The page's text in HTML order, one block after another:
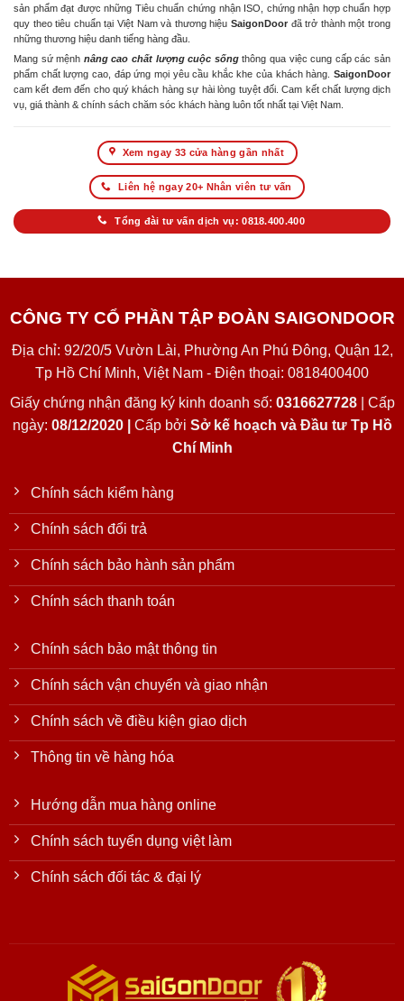
sản phẩm đạt được những Tiêu chuẩn chứng nhận ISO, chứng nhận hợp chuẩn hợp
quy theo tiêu chuẩn tại Việt Nam và thương hiệu SaigonDoor đã trở thành một trong
những thương hiệu danh tiếng hàng đầu.
Mang sứ mệnh nâng cao chất lượng cuộc sốngthông qua việc cung cấp các sản
phẩm chất lượng cao, đáp ứng mọi yêu cầu khắc khe của khách hàng. SaigonDoor
cam kết đem đến cho quý khách hàng sự hài lòng tuyệt đối. Cam kết chất lượng dịch
vụ, giá thành & chính sách chăm sóc khách hàng luôn tốt nhất tại Việt Nam.
Xem ngay 33 cửa hàng gần nhất
Liên hệ ngay 20+ Nhân viên tư vấn
Tổng đài tư vấn dịch vụ: 0818.400.400
CÔNG TY CỔ PHẦN TẬP ĐOÀN SAIGONDOOR
Địa chỉ: 92/20/5 Vườn Lài, Phường An Phú Đông, Quận 12,
Tp Hồ Chí Minh, Việt Nam - Điện thoại: 0818400400
Giấy chứng nhận đăng ký kinh doanh số: 0316627728| Cấp
ngày: 08/12/2020 | Cấp bởi Sở kế hoạch và Đầu tư Tp Hồ
Chí Minh
Chính sách kiểm hàng
Chính sách đổi trả
Chính sách bảo hành sản phẩm
Chính sách thanh toán
Chính sách bảo mật thông tin
Chính sách vận chuyển và giao nhận
Chính sách về điều kiện giao dịch
Thông tin về hàng hóa
Hướng dẫn mua hàng online
Chính sách tuyển dụng việt làm
Chính sách đối tác & đại lý